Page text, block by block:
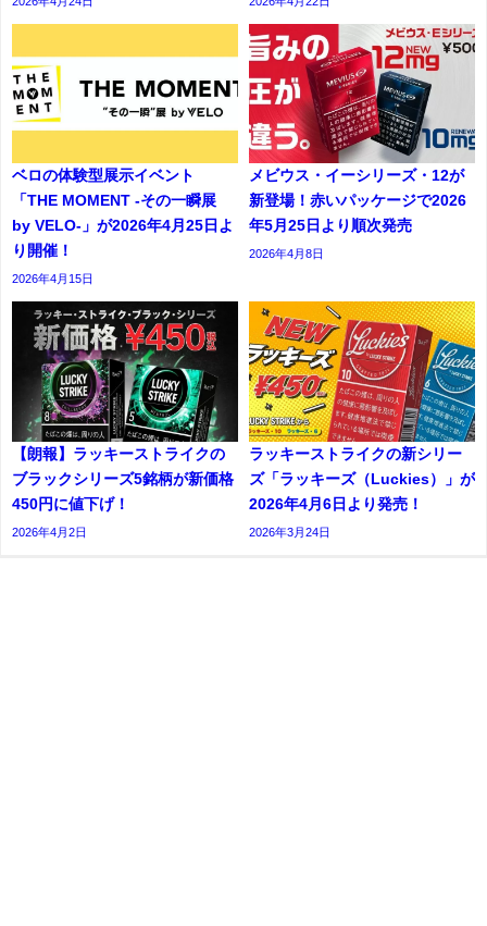
ベロの体験型展示イベント
「THE MOMENT -その一瞬展
by VELO-」が2026年4月25日よ
り開催！
2026年4月15日
メビウス・イーシリーズ・12が
新登場！赤いパッケージで2026
年5月25日より順次発売
2026年4月8日
【朗報】ラッキーストライクの
ブラックシリーズ5銘柄が新価格
450円に値下げ！
2026年4月2日
ラッキーストライクの新シリー
ズ「ラッキーズ（Luckies）」が
2026年4月6日より発売！
2026年3月24日